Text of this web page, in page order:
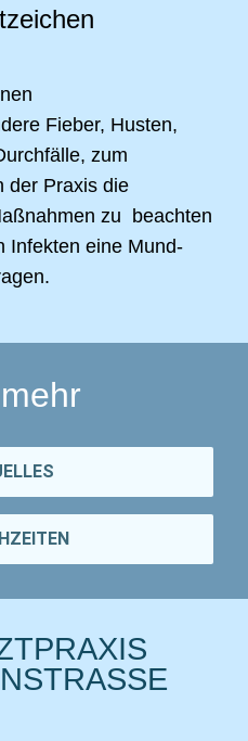
Fieber, Husten,
zum
der Praxis die
zu beachten
Infekten eine Mund-